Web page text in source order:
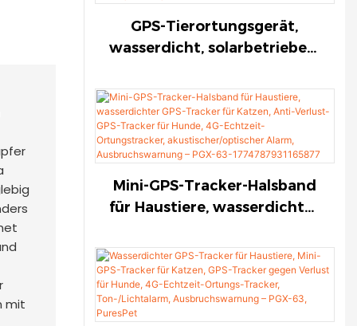
Kamele – PGX-55-
17747986387666
GPS-Tierortungsgerät,
wasserdicht, solarbetrieben,
akustischer/optischer Alarm,
Ausbruchswarnung für
Rinder, Schafe, Pferde und
Kamele – PGX-55
Mini-GPS-Tracker-Halsband
für Haustiere, wasserdichter
Anti-Verlust-GPS-Tracker für
Hunde, 4G-Echtzeit-
Ortungstracker,
akustischer/optischer Alarm,
mit